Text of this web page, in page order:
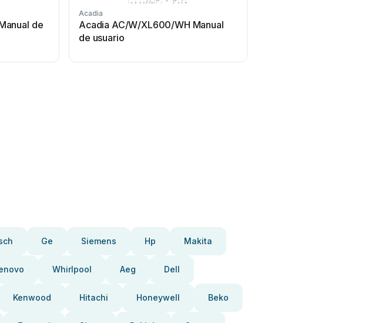
de
Acadia
Acadia AC/W/XL600/WH Manual
de usuario
Ge Siemens Hp Makita
Whirlpool Aeg Dell
Kenwood Hitachi Honeywell Beko